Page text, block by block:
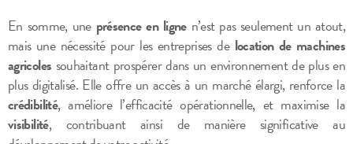
En somme, une présence en lignen’est pas seulement un atout,
mais une nécessité pour les entreprises de location de machines
agricoles souhaitant prospérer dans un environnement de plus en
plus digitalisé. Elle offre un accès à un marché élargi, renforce la
crédibilité, améliore l’efficacité opérationnelle, et maximise la
visibilité, contribuant ainsi de manière significative au